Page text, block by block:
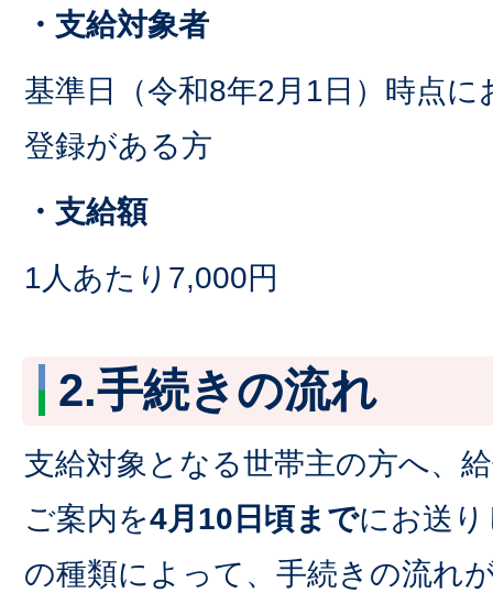
・支給対象者
基準日（令和8年2月1日）時点
登録がある方
・支給額
1人あたり7,000円
2.手続きの流れ
支給対象となる世帯主の方へ、
ご案内を4月10日頃までにお送
の種類によって、手続きの流れ